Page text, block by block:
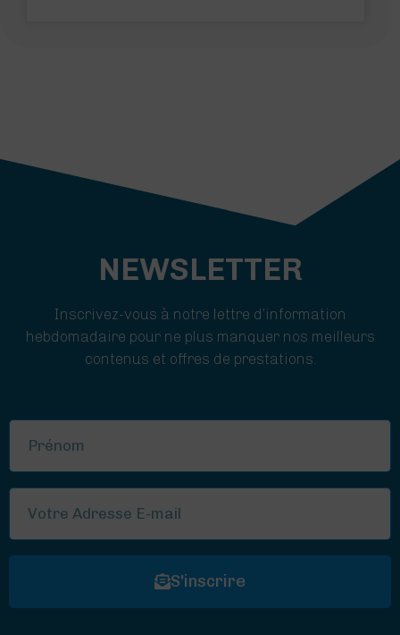
NEWSLETTER
Inscrivez-vous à notre lettre d’information
hebdomadaire pour ne plus manquer nos meilleurs
contenus et offres de prestations.
S'inscrire